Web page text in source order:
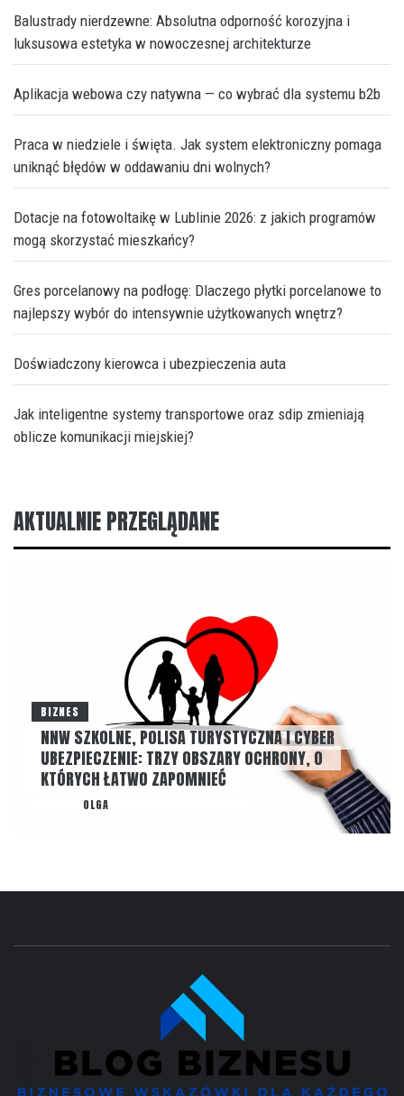
Balustrady nierdzewne: Absolutna odporność korozyjna i
luksusowa estetyka w nowoczesnej architekturze
Aplikacja webowa czy natywna — co wybrać dla systemu b2b
Praca w niedziele i święta. Jak system elektroniczny pomaga
uniknąć błędów w oddawaniu dni wolnych?
Dotacje na fotowoltaikę w Lublinie 2026: z jakich programów
mogą skorzystać mieszkańcy?
Gres porcelanowy na podłogę: Dlaczego płytki porcelanowe to
najlepszy wybór do intensywnie użytkowanych wnętrz?
Doświadczony kierowca i ubezpieczenia auta
Jak inteligentne systemy transportowe oraz sdip zmieniają
oblicze komunikacji miejskiej?
AKTUALNIE PRZEGLĄDANE
BIZNES
NNW SZKOLNE, POLISA TURYSTYCZNA I CYBER
UBEZPIECZENIE: TRZY OBSZARY OCHRONY, O
KTÓRYCH ŁATWO ZAPOMNIEĆ
OLGA